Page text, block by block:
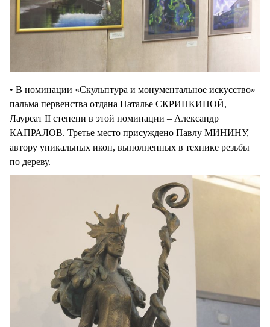
• В номинации «Скульптура и монументальное искусство»
пальма первенства отдана Наталье СКРИПКИНОЙ,
Лауреат II степени в этой номинации – Александр
КАПРАЛОВ. Третье место присуждено Павлу МИНИНУ,
автору уникальных икон, выполненных в технике резьбы
по дереву.